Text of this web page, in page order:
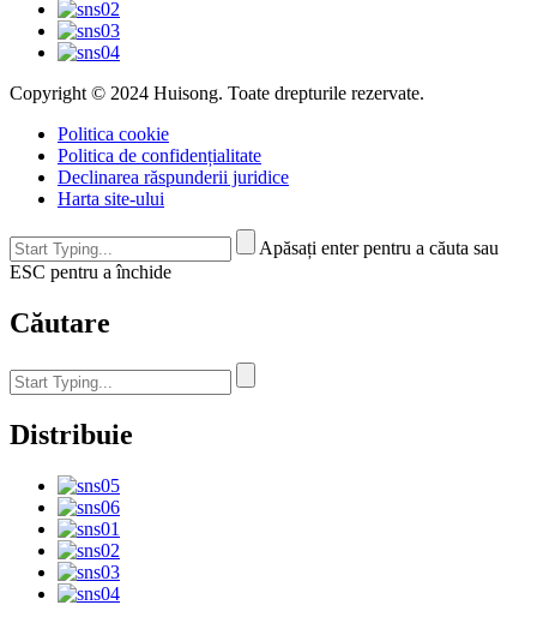
Copyright © 2024 Huisong. Toate drepturile rezervate.
Politica cookie
Politica de confidențialitate
Declinarea răspunderii juridice
Harta site-ului
Apăsați enter pentru a căuta sau
ESC pentru a închide
Căutare
Distribuie